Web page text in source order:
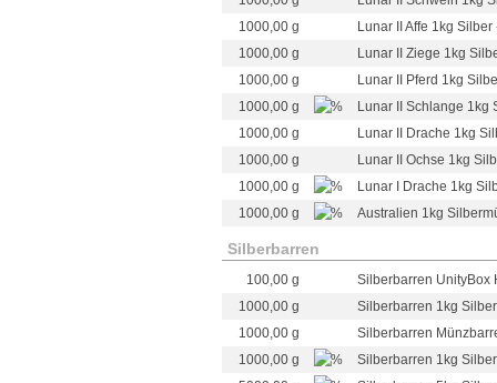
1000,00 g
Lunar II Affe 1kg Silber
1000,00 g
Lunar II Ziege 1kg
1000,00 g
Lunar II Pferd 1kg
1000,00 g
Lunar II Schlange 1kg
1000,00 g
Lunar II Drache 1kg
1000,00 g
Lunar II Ochse 1kg
1000,00 g
Lunar I Drache 1kg
1000,00 g
Australien 1kg
Silberbarren
100,00 g
Silberbarren UnityBox
1000,00 g
Silberbarren 1kg Silber
1000,00 g
Silberbarren
1000,00 g
Silberbarren 1kg